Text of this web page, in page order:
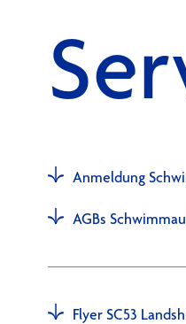
Anmeldung
AGBs
Flyer SC53